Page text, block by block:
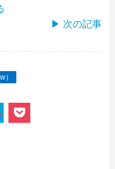
▶ 次の記事
）